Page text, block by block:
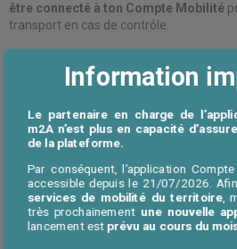
être connecté à ton Compte Mobilité
transport en cas de contrôle.
prochain abonnement physique
papier ne peut pas être transféré sur
Retour à
Le partenaire en charge de
m2A n’est plus en capacité
de la plateforme.
Par conséquent, l’application
accessible depuis le 21/07/2026.
services de mobilité du territoire,
très prochainement une nouvelle
lancement estprévu au cours du
Information